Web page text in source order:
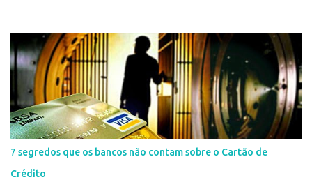
7 segredos que os bancos não contam sobre o Cartão de
Crédito